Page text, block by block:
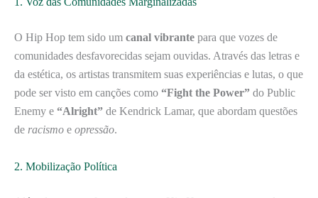
O Hip Hop tem sido um canal vibrante para que vozes de
comunidades desfavorecidas sejam ouvidas. Através das letras e
da estética, os artistas transmitem suas experiências e lutas, o que
pode ser visto em canções como “Fight the Power” do Public
Enemy e “Alright” de Kendrick Lamar, que abordam questões
de racismo e opressão.
2. Mobilização Política